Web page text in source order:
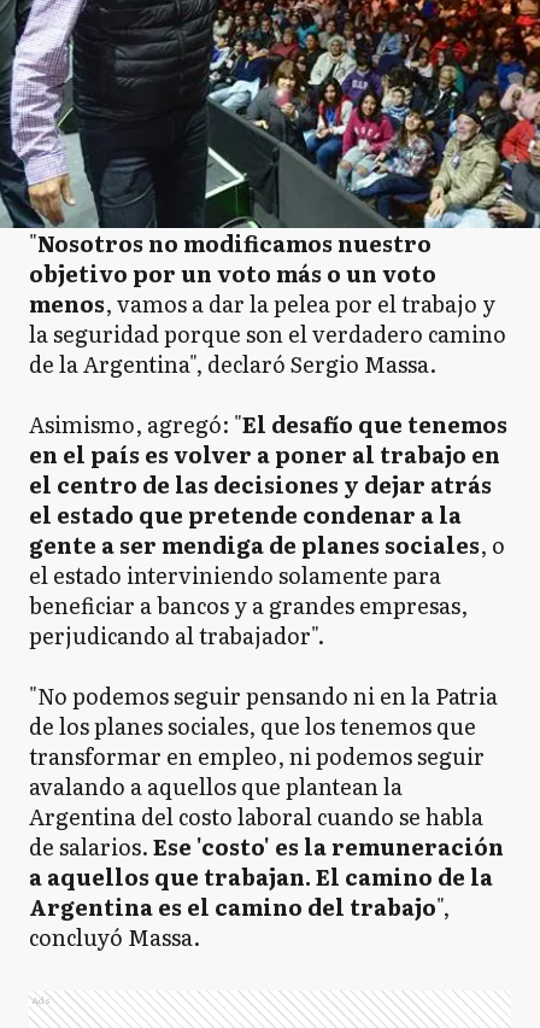
"Nosotros no modificamos nuestro
objetivo por un voto más o un voto
menos, vamos a dar la pelea por el trabajo y
la seguridad porque son el verdadero camino
de la Argentina", declaró Sergio Massa.
Asimismo, agregó: "El desafío que tenemos
en el país es volver a poner al trabajo en
el centro de las decisiones y dejar atrás
el estado que pretende condenar a la
gente a ser mendiga de planes sociales, o
el estado interviniendo solamente para
beneficiar a bancos y a grandes empresas,
perjudicando al trabajador".
"No podemos seguir pensando ni en la Patria
de los planes sociales, que los tenemos que
transformar en empleo, ni podemos seguir
avalando a aquellos que plantean la
Argentina del costo laboral cuando se habla
de salarios.Ese 'costo' es la remuneración
a aquellos que trabajan. El camino de la
Argentina es el camino del trabajo",
concluyó Massa.
Ads